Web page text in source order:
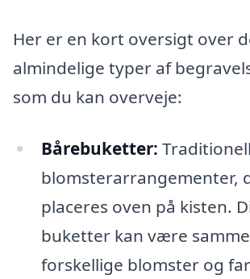
Her er en kort oversigt over
almindelige typer af
som du kan overveje:
Bårebuketter:
blomsterarrangementer,
placeres oven på kisten.
buketter kan være
forskellige blomster og